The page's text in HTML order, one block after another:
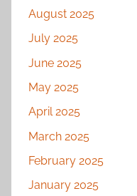
August 2025
July 2025
June 2025
May 2025
April 2025
March 2025
February 2025
January 2025